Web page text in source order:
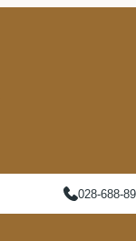
028-688-